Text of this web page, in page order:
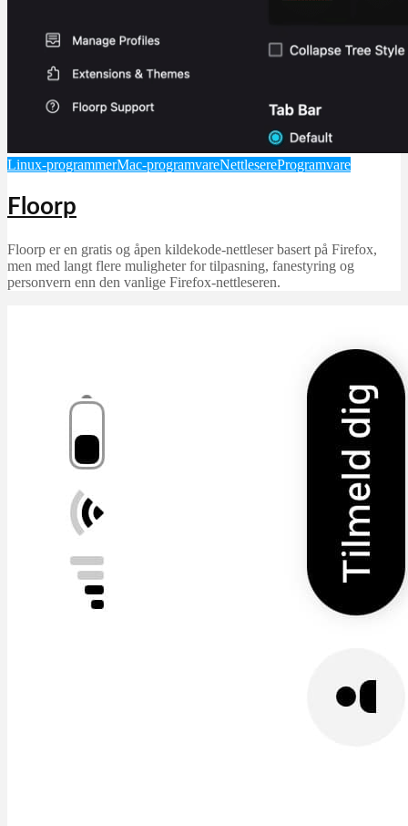
Linux-programmerMac-programvareNettlesereProgramvare
Floorp
Floorp er en gratis og åpen kildekode-nettleser basert på Firefox,
men med langt flere muligheter for tilpasning, fanestyring og
personvern enn den vanlige Firefox-nettleseren.